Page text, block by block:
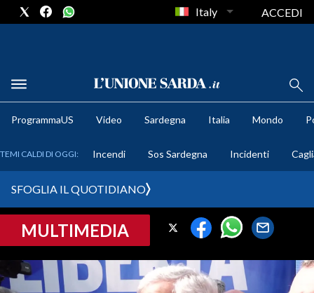
METEO
CRONACA SARDEGNA
PROVINCIA DI CAGLIARI
Italy ACCEDI
ProgrammaUS Video Sardegna Italia Mondo
TEMI CALDI DI OGGI: Incendi Sos Sardegna Incidenti
SFOGLIA IL QUOTIDIANO
MULTIMEDIA